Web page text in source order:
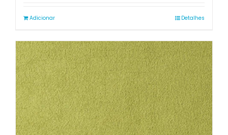
Adicionar Detalhes